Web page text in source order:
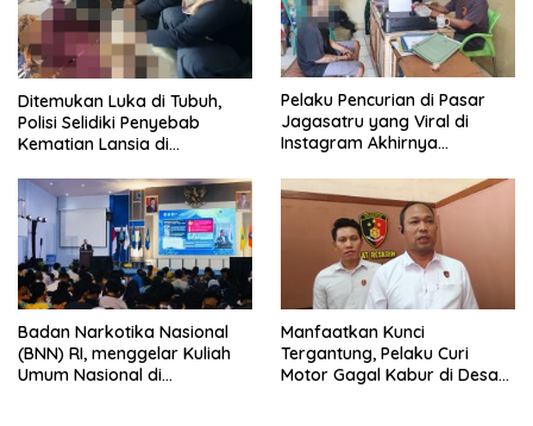
Ditemukan Luka di Tubuh,
Polisi Selidiki Penyebab
Kematian Lansia di
Pelaku Pencurian di Pasar
Jagasatru yang Viral di
Instagram Akhirnya
Badan Narkotika Nasional
(BNN) RI, menggelar Kuliah
Umum Nasional di
Manfaatkan Kunci
Tergantung, Pelaku Curi
Motor Gagal Kabur di Desa